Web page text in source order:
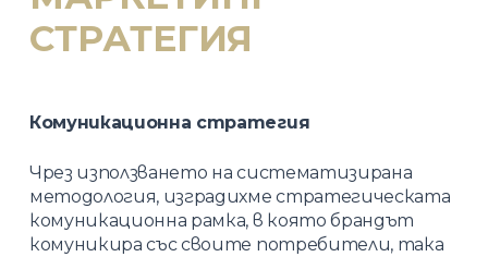
СТРАТЕГИЯ
Комуникационна стратегия
Чрез използването на систематизирана
методология, изградихме стратегическата
комуникационна рамка, в която брандът
комуникира със своите потребители, така